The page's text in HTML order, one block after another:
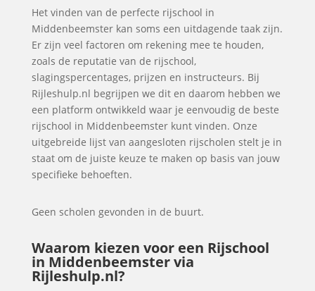
Het vinden van de perfecte rijschool in
Middenbeemster kan soms een uitdagende taak zijn.
Er zijn veel factoren om rekening mee te houden,
zoals de reputatie van de rijschool,
slagingspercentages, prijzen en instructeurs. Bij
Rijleshulp.nl begrijpen we dit en daarom hebben we
een platform ontwikkeld waar je eenvoudig de beste
rijschool in Middenbeemster kunt vinden. Onze
uitgebreide lijst van aangesloten rijscholen stelt je in
staat om de juiste keuze te maken op basis van jouw
specifieke behoeften.
Geen scholen gevonden in de buurt.
Waarom kiezen voor een Rijschool
in Middenbeemster via
Rijleshulp.nl?